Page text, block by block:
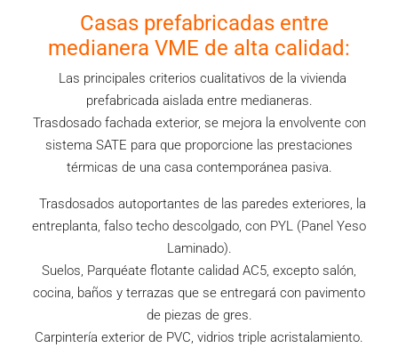
Casas prefabricadas entre
medianera VME de alta calidad:
Las principales criterios cualitativos de la vivienda
prefabricada aislada entre medianeras.
Trasdosado fachada exterior, se mejora la envolvente con
sistema SATE para que proporcione las prestaciones
térmicas de una casa contemporánea pasiva.
Trasdosados autoportantes de las paredes exteriores, la
entreplanta, falso techo descolgado, con PYL (Panel Yeso
Laminado).
Suelos, Parquéate flotante calidad AC5, excepto salón,
cocina, baños y terrazas que se entregará con pavimento
de piezas de gres.
Carpintería exterior de PVC, vidrios triple acristalamiento.